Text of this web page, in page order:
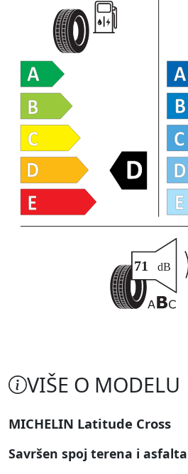
VIŠE O MODELU
MICHELIN Latitude Cross
Savršen spoj terena i asfalta